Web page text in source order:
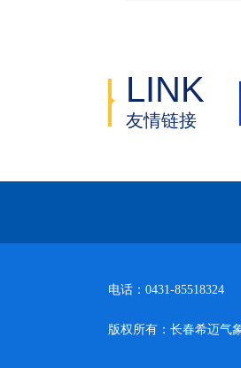
LINK
友情链接
电话：0431-85518324
版权所有：长春希迈气